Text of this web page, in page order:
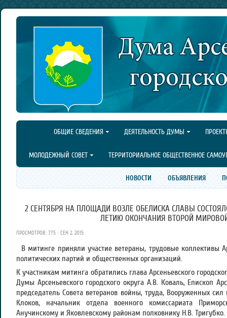
ОБЩИЕ СВЕДЕНИЯ ДЕЯТЕЛЬНОСТЬ ДУМЫ
МОЛОДЕЖНЫЙ СОВЕТ ТЕРРИТОРИАЛЬНОЕ ОБЩЕСТВЕННОЕ
НОВОСТИ ОБЪЯВЛЕНИЯ
2 СЕНТЯБРЯ НА ПЛОЩАДИ ВОЗЛЕ ОБЕЛИСКА СЛАВЫ
ЛЕТИЮ ОКОНЧАНИЯ ВТОРОЙ
ПРОСМОТРОВ: 775 · СЕН 2, 2015
В митинге приняли участие ветераны, трудовые коллективы
политических партий и общественных организаций.
К участникам митинга обратились глава Арсеньевского
Думы Арсеньевского городского округа А.В. Коваль, Епископ
председатель Совета ветеранов войны, труда, Вооруженных
Клоков, начальник отдела военного комиссариата
Анучинскому и Яковлевскому районам полковнику Н.В. Тригубко.